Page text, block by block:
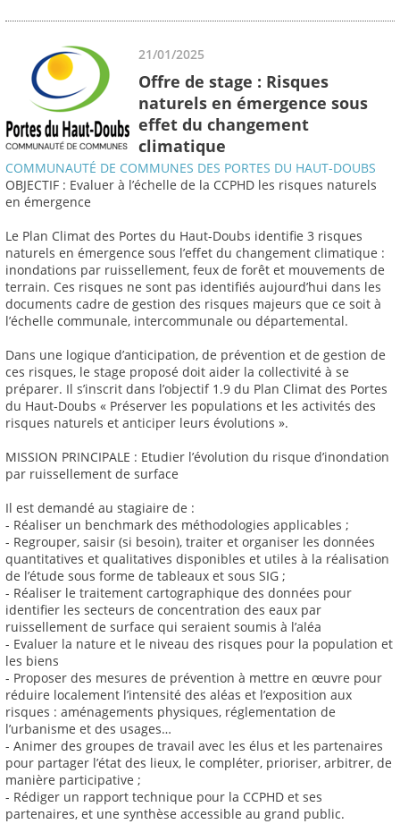
21/01/2025
Offre de stage : Risques
naturels en émergence sous
effet du changement
climatique
COMMUNAUTÉ DE COMMUNES DES PORTES DU HAUT-DOUBS
OBJECTIF : Evaluer à l’échelle de la CCPHD les risques naturels
en émergence
Le Plan Climat des Portes du Haut-Doubs identifie 3 risques
naturels en émergence sous l’effet du changement climatique :
inondations par ruissellement, feux de forêt et mouvements de
terrain. Ces risques ne sont pas identifiés aujourd’hui dans les
documents cadre de gestion des risques majeurs que ce soit à
l’échelle communale, intercommunale ou départemental.
Dans une logique d’anticipation, de prévention et de gestion de
ces risques, le stage proposé doit aider la collectivité à se
préparer. Il s’inscrit dans l’objectif 1.9 du Plan Climat des Portes
du Haut-Doubs « Préserver les populations et les activités des
risques naturels et anticiper leurs évolutions ».
MISSION PRINCIPALE : Etudier l’évolution du risque d’inondation
par ruissellement de surface
Il est demandé au stagiaire de :
- Réaliser un benchmark des méthodologies applicables ;
- Regrouper, saisir (si besoin), traiter et organiser les données
quantitatives et qualitatives disponibles et utiles à la réalisation
de l’étude sous forme de tableaux et sous SIG ;
- Réaliser le traitement cartographique des données pour
identifier les secteurs de concentration des eaux par
ruissellement de surface qui seraient soumis à l’aléa
- Evaluer la nature et le niveau des risques pour la population et
les biens
- Proposer des mesures de prévention à mettre en œuvre pour
réduire localement l’intensité des aléas et l’exposition aux
risques : aménagements physiques, réglementation de
l’urbanisme et des usages…
- Animer des groupes de travail avec les élus et les partenaires
pour partager l’état des lieux, le compléter, prioriser, arbitrer, de
manière participative ;
- Rédiger un rapport technique pour la CCPHD et ses
partenaires, et une synthèse accessible au grand public.